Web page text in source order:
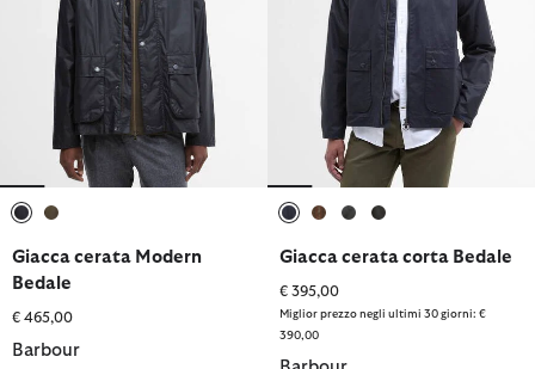
Giacca cerata Modern
Bedale
€ 465,00
Barbour
Giacca cerata corta Bedale
€ 395,00
Miglior prezzo negli ultimi 30 giorni: €
390,00